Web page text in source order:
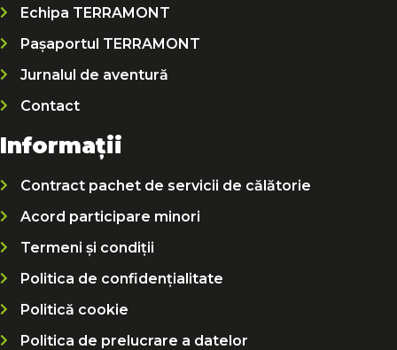
Echipa TERRAMONT
Pașaportul TERRAMONT
Jurnalul de aventură
Contact
Informații
Contract pachet de servicii de călătorie
Acord participare minori
Termeni și condiții
Politica de confidențialitate
Politică cookie
Politica de prelucrare a datelor